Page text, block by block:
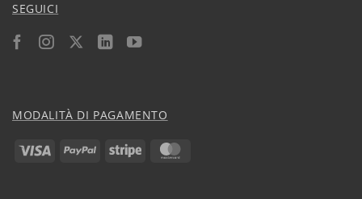
SEGUICI
MODALITÀ DI PAGAMENTO
Visa PayPal Stripe